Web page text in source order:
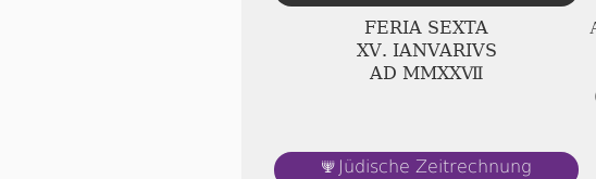
FERIA SEXTA
ⅩⅤ. IANVARIVS
AD ⅯⅯⅩⅩⅦ
🕎 Jüdische Zeitrechnung